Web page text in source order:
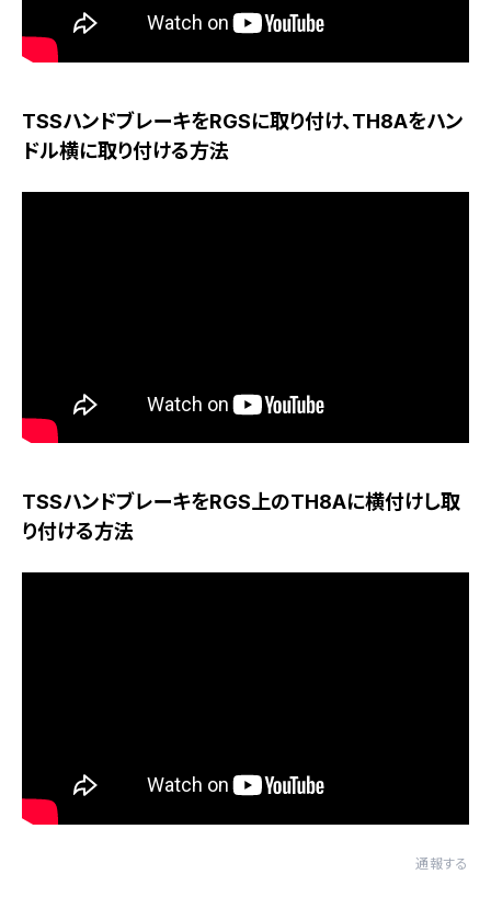
TSSハンドブレーキをRGSに取り付け、TH8Aをハン
ドル横に取り付ける方法
TSSハンドブレーキをRGS上のTH8Aに横付けし取
り付ける方法
通報する